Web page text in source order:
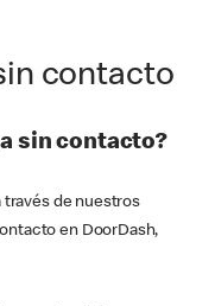
contacto
sin contacto?
través de nuestros
en DoorDash,